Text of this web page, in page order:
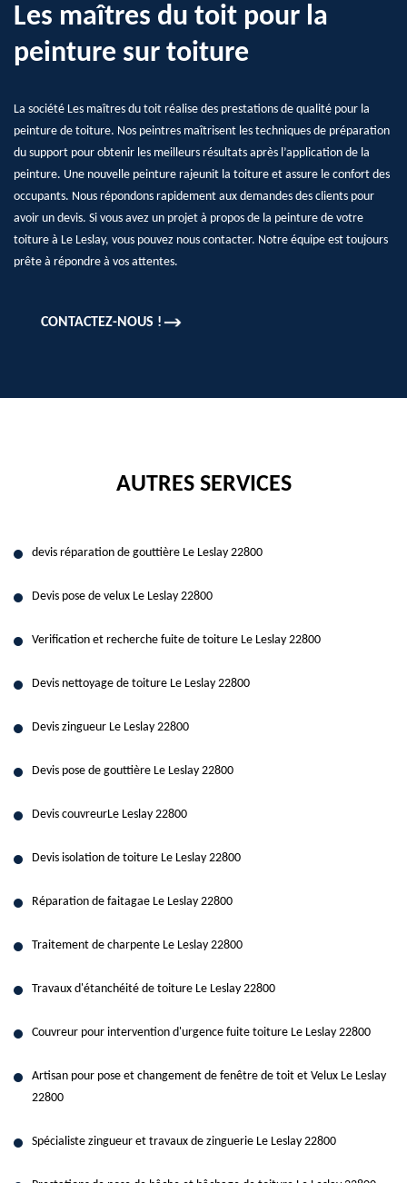
Les maîtres du toit pour la
peinture sur toiture
La société Les maîtres du toit réalise des prestations de qualité pour la
peinture de toiture. Nos peintres maîtrisent les techniques de préparation
du support pour obtenir les meilleurs résultats après l’application de la
peinture. Une nouvelle peinture rajeunit la toiture et assure le confort des
occupants. Nous répondons rapidement aux demandes des clients pour
avoir un devis. Si vous avez un projet à propos de la peinture de votre
toiture à Le Leslay, vous pouvez nous contacter. Notre équipe est toujours
prête à répondre à vos attentes.
CONTACTEZ-NOUS !
AUTRES SERVICES
devis réparation de gouttière Le Leslay 22800
Devis pose de velux Le Leslay 22800
Verification et recherche fuite de toiture Le Leslay 22800
Devis nettoyage de toiture Le Leslay 22800
Devis zingueur Le Leslay 22800
Devis pose de gouttière Le Leslay 22800
Devis couvreurLe Leslay 22800
Devis isolation de toiture Le Leslay 22800
Réparation de faitagae Le Leslay 22800
Traitement de charpente Le Leslay 22800
Travaux d'étanchéité de toiture Le Leslay 22800
Couvreur pour intervention d'urgence fuite toiture Le Leslay 22800
Artisan pour pose et changement de fenêtre de toit et Velux Le Leslay
22800
Spécialiste zingueur et travaux de zinguerie Le Leslay 22800